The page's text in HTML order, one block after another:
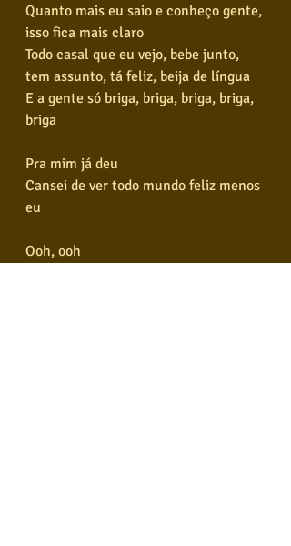
Quanto mais eu saio e conheço gente,
isso fica mais claro
Todo casal que eu vejo, bebe junto,
tem assunto, tá feliz, beija de língua
E a gente só briga, briga, briga, briga,
briga
Pra mim já deu
Cansei de ver todo mundo feliz menos
eu
Ooh, ooh